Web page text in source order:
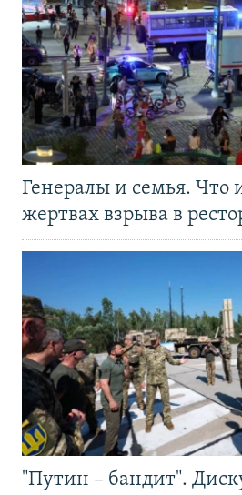
Генералы и семья. Что
жертвах взрыва в
"Путин – бандит".